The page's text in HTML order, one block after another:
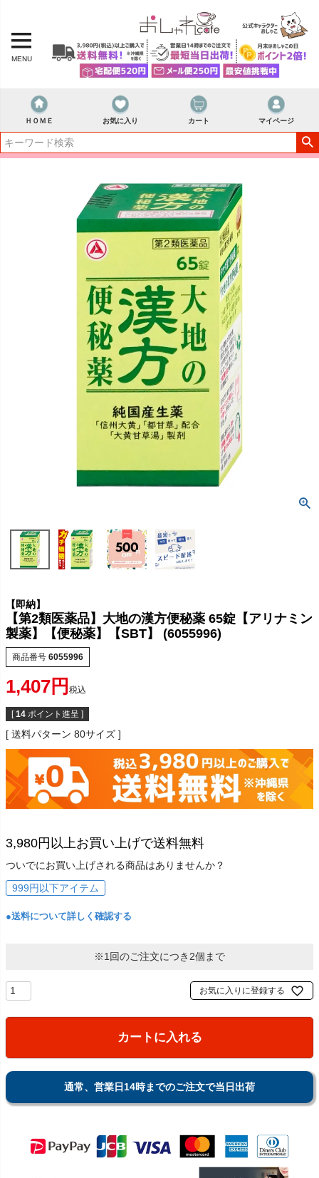
MENU
ＨＯＭＥ お気に入り カート マイページ
【即納】
【第2類医薬品】大地の漢方便秘薬 65錠【アリナミン
製薬】【便秘薬】【SBT】 (6055996)
商品番号 6055996
1,407 税込
[ 14 ポイント進呈 ]
送料パターン 80サイズ
3,980円以上お買い上げで送料無料
ついでにお買い上げされる商品はありませんか？
999円以下アイテム
●送料について詳しく確認する
※1回のご注文につき2個まで
お気に入りに登録する
カートに入れる
通常、営業日14時までのご注文で当日出荷